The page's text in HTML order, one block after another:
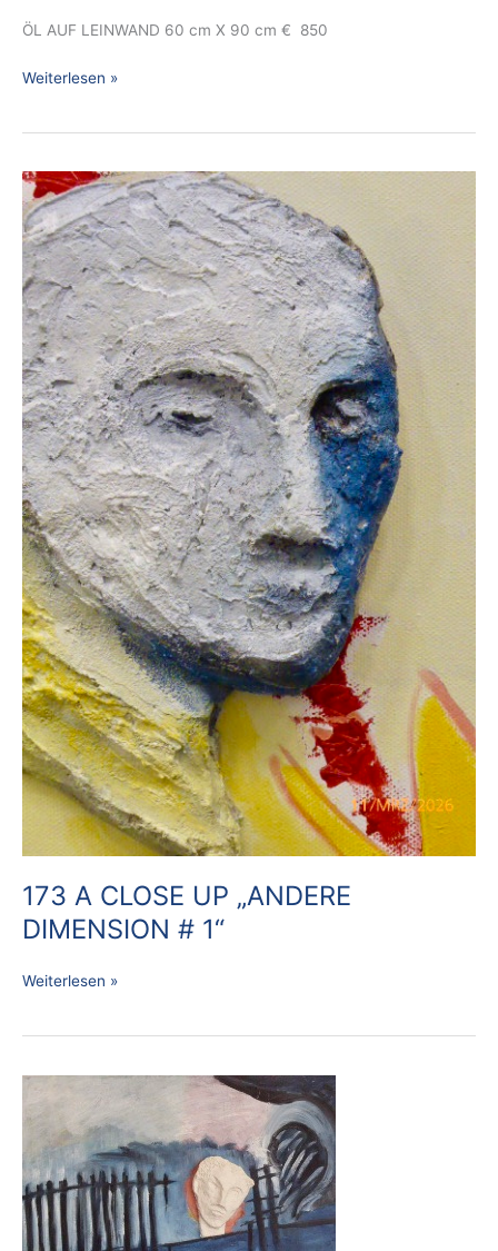
ÖL AUF LEINWAND 60 cm X 90 cm € 850
Weiterlesen »
173 A CLOSE UP „ANDERE
DIMENSION # 1“
173
A
CLOSE
UP
„ANDERE
DIMENSION
#
1“
Weiterlesen »
174
„ANDERE
DIMENSION
#
2“